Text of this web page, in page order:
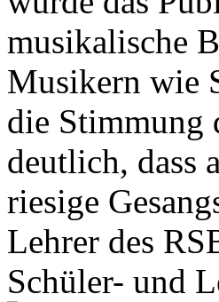
musikalische
Musikern wie
die Stimmung
deutlich, dass
riesige
Lehrer des
Schüler- und